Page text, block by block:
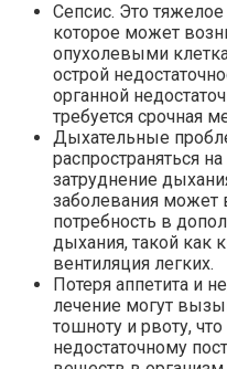
Сепсис. Это
которое может
опухолевыми
острой
органной
требуется срочная
Дыхательные
распространяться
затруднение
заболевания может
потребность в
дыхания, такой как
вентиляция легких.
Потеря аппетита и
лечение могут
тошноту и рвоту,
недостаточному